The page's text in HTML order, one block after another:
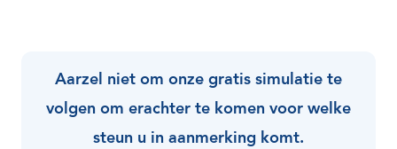
Aarzel niet om onze gratis simulatie te
volgen om erachter te komen voor welke
steun u in aanmerking komt.